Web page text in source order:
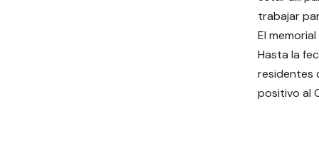
trabajar
El
Hasta la
residentes
positivo al